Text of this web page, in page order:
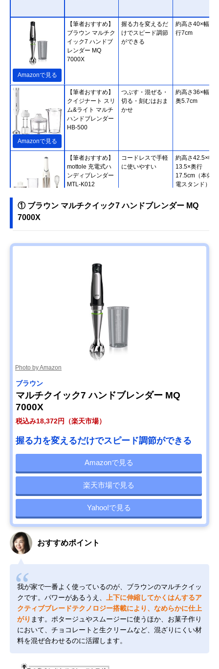
Amazonで見る
【筆者おすすめ】
ブラウン マルチク
イック7 ハンドブ
レンダー MQ
7000X
握る力を変えるだ
けでスピード調節
ができる
約高さ40×幅7×
行7cm
Amazonで見る
【筆者おすすめ】
クイジナート スリ
ム&ライト マルチ
ハンドブレンダー
HB-500
つぶす・混ぜる・
切る・刻むはおま
かせ
約高さ36×幅
奥5.7cm
Amazonで見る
【筆者おすすめ】
mottole 充電式ハ
ンディブレンダー
MTL-K012
コードレスで手軽
に使いやすい
約高さ42.5×幅
13.5×奥行
17.5cm（本体
電スタンド）
ドレス充電式ハン
① ブラウン マルチクイック7 ハンドブレンダー MQ
7000X
Photo by Amazon
ブラウン
マルチクイック7 ハンドブレンダー MQ
7000X
税込み18,372円（楽天市場）
握る力を変えるだけでスピード調節ができる
Amazonで見る
楽天市場で見る
Yahoo!で見る
おすすめポイント
我が家で一番よく使っているのが、ブラウンのマルチクイッ
クです。パワーがあるうえ、
上下に伸縮してかくはんするア
クティブブレードテクノロジー搭載により、なめらかに仕上
がり ます。ポタージュやスムージーに使うほか、お菓子作り
において、チョコレートと生クリームなど、混ざりにくい材
料を混ぜ合わせるのに活躍します。